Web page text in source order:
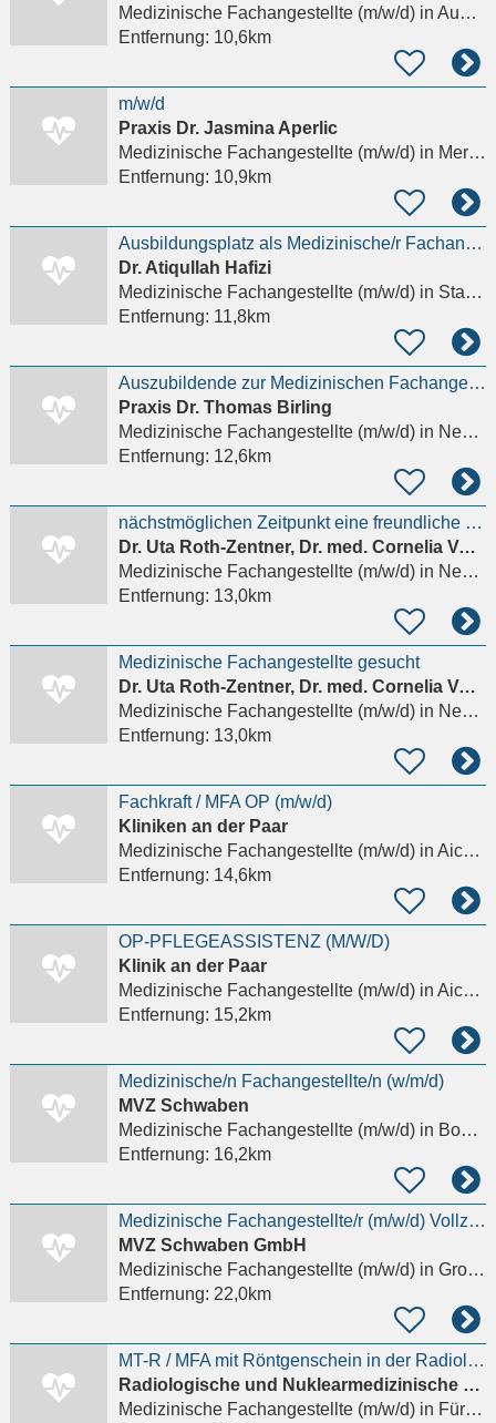
Medizinische Fachangestellte (m/w/d)in Augsburg, Kriegshaber
Entfernung: 10,6km
m/w/d
Praxis Dr. Jasmina Aperlic
Medizinische Fachangestellte (m/w/d)in Mering
Entfernung: 10,9km
Ausbildungsplatz als Medizinische/r Fachangestellte/r m/w/d
Dr. Atiqullah Hafizi
Medizinische Fachangestellte (m/w/d)in Stadtbergen
Entfernung: 11,8km
Auszubildende zur Medizinischen Fachangestellten (m/w/d) gesucht
Praxis Dr. Thomas Birling
Medizinische Fachangestellte (m/w/d)in Neusäß
Entfernung: 12,6km
nächstmöglichen Zeitpunkt eine freundliche und zuverlässige Medizinische Fachangestellte (m/w/d)
Dr. Uta Roth-Zentner, Dr. med. Cornelia Vollert, Dr. S. Mitterwald
Medizinische Fachangestellte (m/w/d)in Neusäß, Westheim b. Augsburg
Entfernung: 13,0km
Medizinische Fachangestellte gesucht
Dr. Uta Roth-Zentner, Dr. med. Cornelia Vollert, Dr. S. Mitterwald
Medizinische Fachangestellte (m/w/d)in Neusäß, Westheim b. Augsburg
Entfernung: 13,0km
Fachkraft / MFA OP (m/w/d)
Kliniken an der Paar
Medizinische Fachangestellte (m/w/d)in Aichach
Entfernung: 14,6km
OP-PFLEGEASSISTENZ (M/W/D)
Klinik an der Paar
Medizinische Fachangestellte (m/w/d)in Aichach
Entfernung: 15,2km
Medizinische/n Fachangestellte/n (w/m/d)
MVZ Schwaben
Medizinische Fachangestellte (m/w/d)in Bobingen
Entfernung: 16,2km
Medizinische Fachangestellte/r (m/w/d) Vollzeit oder Teilzeit
MVZ Schwaben GmbH
Medizinische Fachangestellte (m/w/d)in Großaitingen
Entfernung: 22,0km
MT-R / MFA mit Röntgenschein in der Radiologie (m/w/d)
Radiologische und Nuklearmedizinische Partnerschaftsgesellschaft
Medizinische Fachangestellte (m/w/d)in Fürstenfeldbruck